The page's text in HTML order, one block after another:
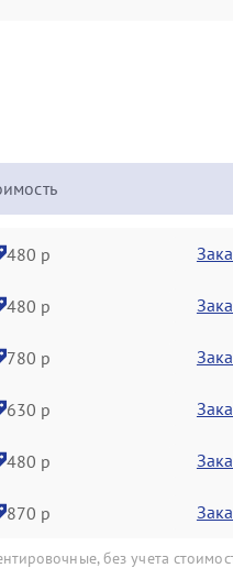
480 р
480 р
780 р
630 р
480 р
870 р
без учета